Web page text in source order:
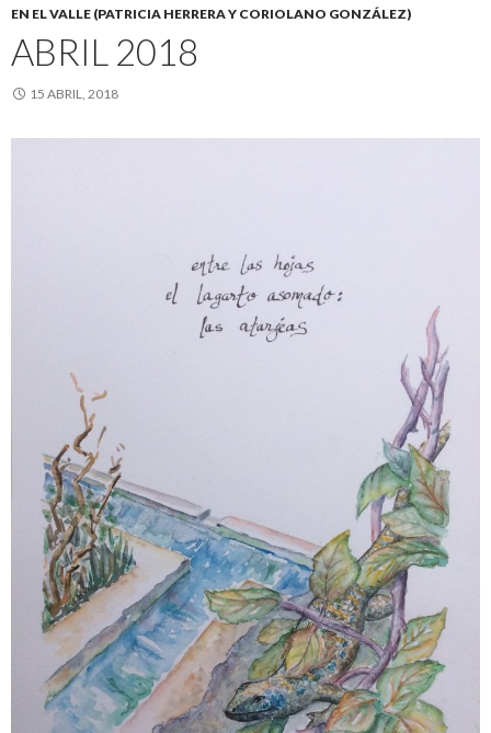
EN EL VALLE (PATRICIA HERRERA Y CORIOLANO GONZÁLEZ)
ABRIL 2018
15 ABRIL, 2018